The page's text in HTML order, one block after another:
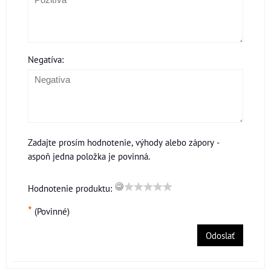
Negatíva:
Zadajte prosím hodnotenie, výhody alebo zápory -
aspoň jedna položka je povinná.
Hodnotenie produktu:
* (Povinné)
Odoslať